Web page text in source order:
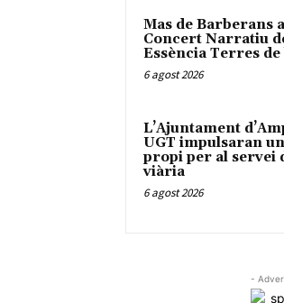
Mas de Barberans
Concert Narratiu
Essència Terres de
6 agost 2026
L’Ajuntament
UGT impulsaran
propi per al servei
viària
6 agost 2026
-